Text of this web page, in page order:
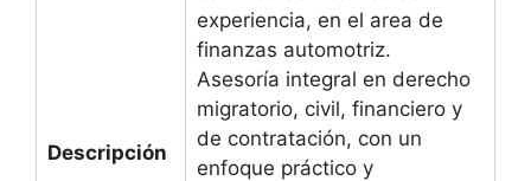
Descripción
experiencia, en el area de
finanzas automotriz.
Asesoría integral en derecho
migratorio, civil, financiero y
de contratación, con un
enfoque práctico y